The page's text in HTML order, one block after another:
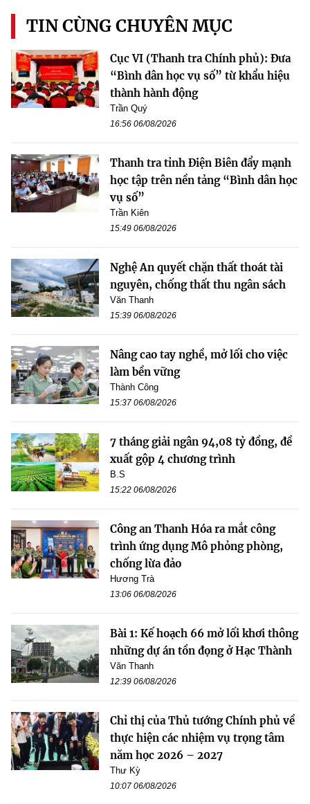
TIN CÙNG CHUYÊN MỤC
Cục VI (Thanh tra Chính phủ): Đưa
“Bình dân học vụ số” từ khẩu hiệu
thành hành động
Trần Quý
16:56 06/08/2026
Thanh tra tỉnh Điện Biên đẩy mạnh
học tập trên nền tảng “Bình dân học
vụ số”
Trần Kiên
15:49 06/08/2026
Nghệ An quyết chặn thất thoát tài
nguyên, chống thất thu ngân sách
Văn Thanh
15:39 06/08/2026
Nâng cao tay nghề, mở lối cho việc
làm bền vững
Thành Công
15:37 06/08/2026
7 tháng giải ngân 94,08 tỷ đồng, đề
xuất gộp 4 chương trình
B.S
15:22 06/08/2026
Công an Thanh Hóa ra mắt công
trình ứng dụng Mô phỏng phòng,
chống lừa đảo
Hương Trà
13:06 06/08/2026
Bài 1: Kế hoạch 66 mở lối khơi thông
những dự án tồn đọng ở Hạc Thành
Văn Thanh
12:39 06/08/2026
Chỉ thị của Thủ tướng Chính phủ về
thực hiện các nhiệm vụ trọng tâm
năm học 2026 – 2027
Thư Kỳ
10:07 06/08/2026